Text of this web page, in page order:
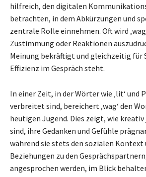
hilfreich, den digitalen
betrachten, in dem Abkürzungen und
zentrale Rolle einnehmen. Oft wird
Zustimmung oder Reaktionen
Meinung bekräftigt und gleichzeitig für
Effizienz im Gespräch steht.
In einer Zeit, in der Wörter wie ‚lit‘ und
verbreitet sind, bereichert ‚wag‘ den
heutigen Jugend. Dies zeigt, wie
sind, ihre Gedanken und Gefühle
während sie stets den sozialen Kontext
Beziehungen zu den
angesprochen werden, im Blick